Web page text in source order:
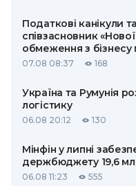
Податкові канікули
співзасновник
обмеження з бізнесу
07.08 08:37 168
Україна та Румунія
логістику
06.08 20:12 130
Мінфін у липні
держбюджету 19,6
06.08 11:23 555